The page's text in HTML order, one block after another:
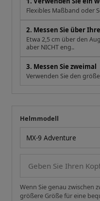
Flexibles Maßband oder
2. Messen Sie über
Etwa 2,5 cm über den
aber NICHT eng..
3. Messen Sie zweimal
Verwenden Sie den
Ihre Messung
Helmmodell
Wenn Sie genau zwischen
größere Größe für eine